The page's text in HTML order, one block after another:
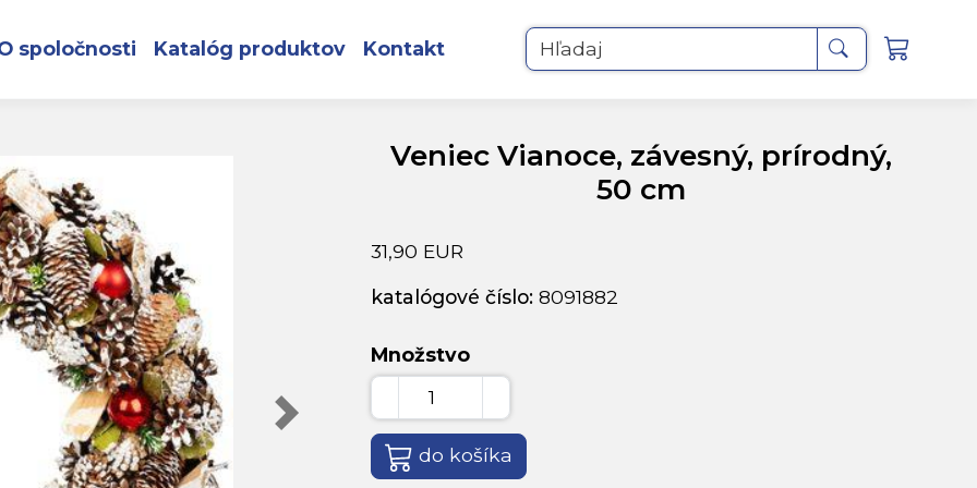
spoločnosti Katalóg produktov Kontakt Hľadaj
Veniec Vianoce, závesný, prírodný,
50 cm
31,90 EUR
katalógové číslo:8091882
Množstvo
do košíka